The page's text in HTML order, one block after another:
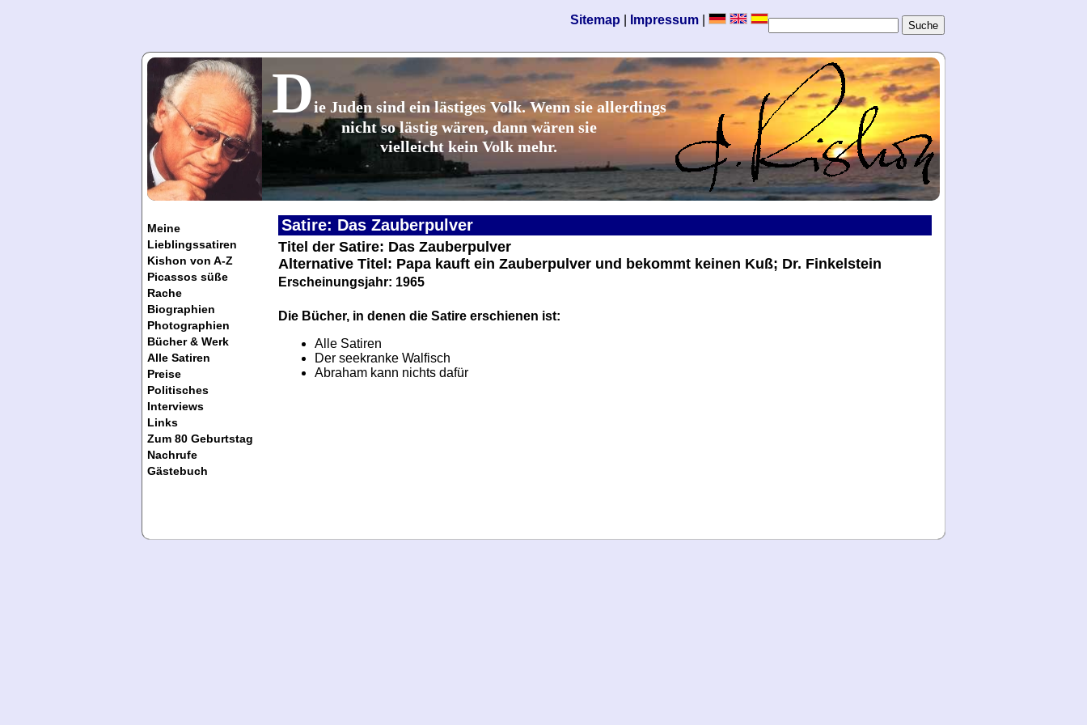
Sitemap Impressum
Die Juden sind ein lästiges Volk. Wenn sie allerdings
nicht so lästig wären, dann wären sie
vielleicht kein Volk mehr.
Meine
Lieblingssatiren
Kishon von A-Z
Picassos süße
Rache
Biographien
Photographien
Bücher & Werk
Alle Satiren
Preise
Politisches
Interviews
Links
Zum 80 Geburtstag
Nachrufe
Gästebuch
Satire: Das Zauberpulver
Titel der Satire: Das Zauberpulver
Alternative Titel: Papa kauft ein Zauberpulver und bekommt keinen Kuß; Dr. Finkelstein
Erscheinungsjahr: 1965
Die Bücher, in denen die Satire erschienen ist:
Alle Satiren
Der seekranke Walfisch
Abraham kann nichts dafür